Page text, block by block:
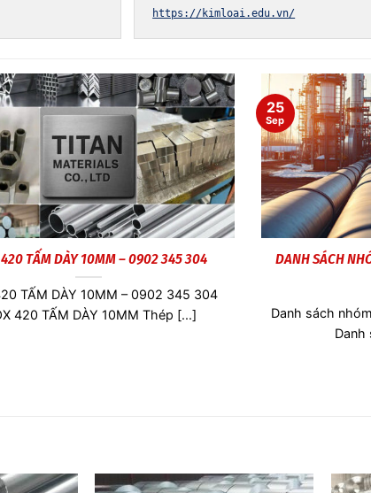
https://kimloai.edu.vn/
TẤM DÀY 10MM – 0902 345 304
TẤM DÀY 10MM – 0902 345 304
420 TẤM DÀY 10MM Thép [...]
DANH SÁCH
Danh sách
Danh
25
Sep